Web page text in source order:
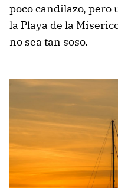
poco candilazo, pero
la Playa de la
no sea tan soso.